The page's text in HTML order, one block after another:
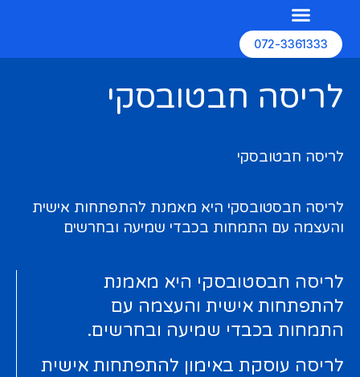
072-3361333
לריסה חבטובסקי
לריסה חבטובסקי
לריסה חבסטובסקי היא מאמנת להתפתחות אישית
והעצמה עם התמחות בכבדי שמיעה ובחרשים
לריסה חבסטובסקי היא מאמנת
להתפתחות אישית והעצמה עם
התמחות בכבדי שמיעה ובחרשים.
לריסה עוסקת באימון להתפתחות אישית